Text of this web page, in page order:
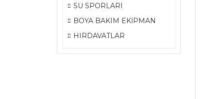
SU SPORLARI
BOYA BAKIM EKİPMAN
HIRDAVATLAR